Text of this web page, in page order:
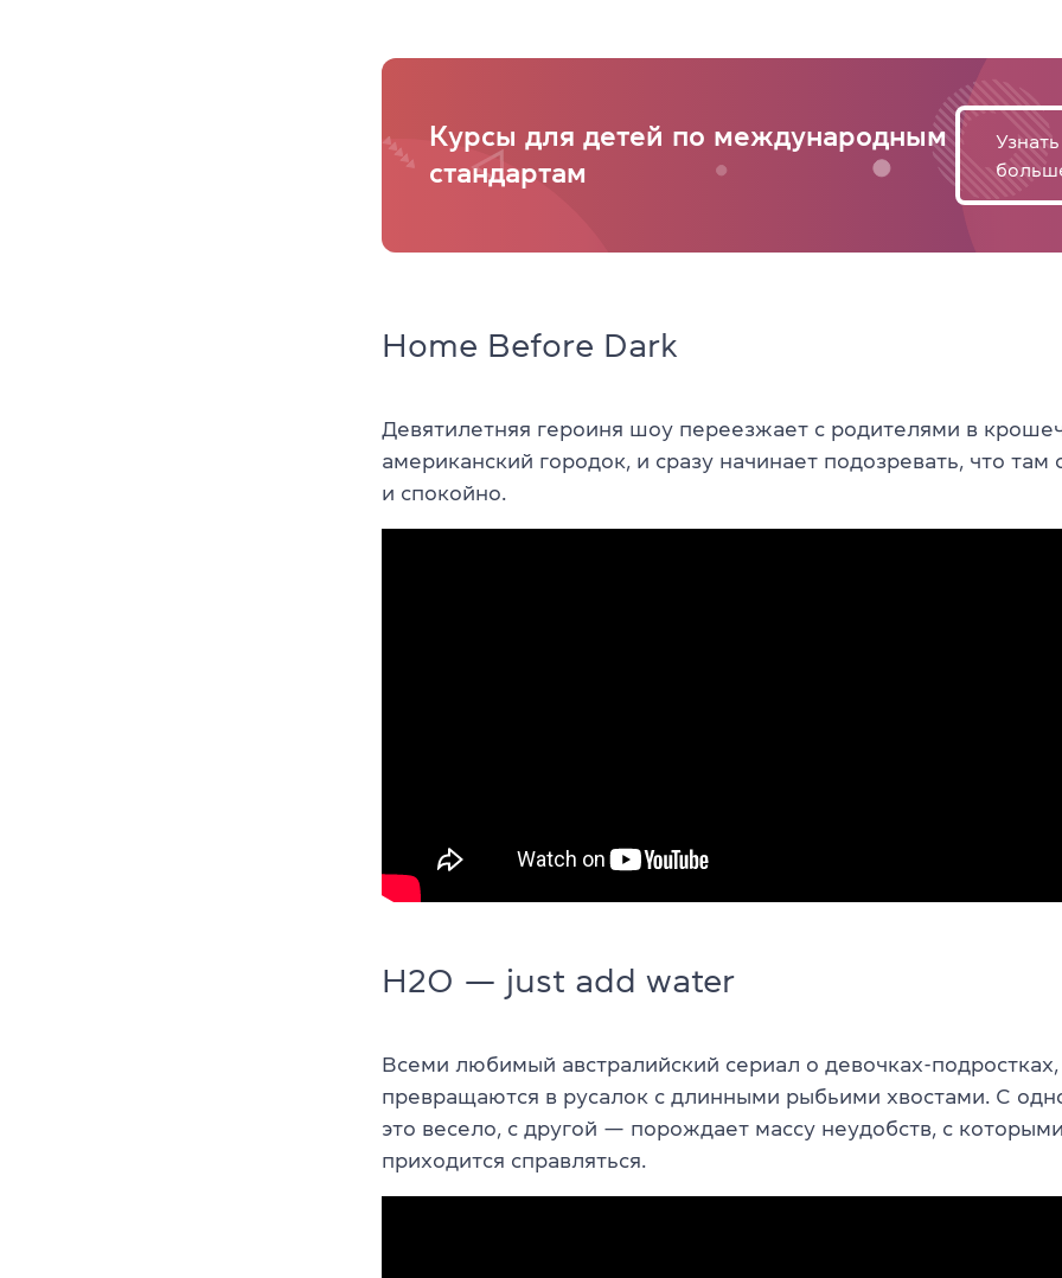
Курсы для детей по международным
стандартам
Узнать
Home Before Dark
Девятилетняя героиня шоу переезжает с родителями в
американский городок, и сразу начинает подозревать, что
и спокойно.
H2O — just add water
Всеми любимый австралийский сериал о девочках-
превращаются в русалок с длинными рыбьими хвостами. С
это весело, с другой — порождает массу неудобств, с
приходится справляться.